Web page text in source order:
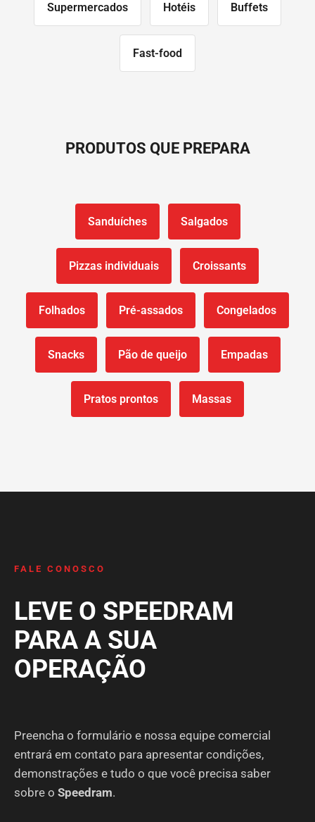
Supermercados Hotéis Buffets
Fast-food
PRODUTOS QUE PREPARA
Sanduíches Salgados
Pizzas individuais Croissants
Folhados Pré-assados Congelados
Snacks Pão de queijo Empadas
Pratos prontos Massas
FALE CONOSCO
LEVE O SPEEDRAM
PARA A SUA
OPERAÇÃO
Preencha o formulário e nossa equipe comercial
entrará em contato para apresentar condições,
demonstrações e tudo o que você precisa saber
sobre o Speedram.